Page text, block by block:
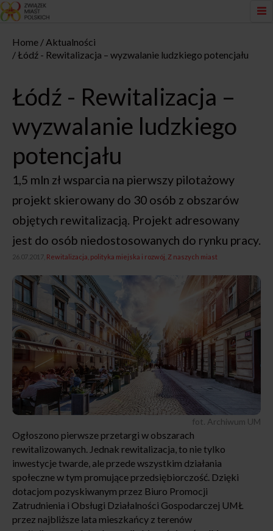
Home
Aktualności
Łódź - Rewitalizacja – wyzwalanie ludzkiego potencjału
Łódź - Rewitalizacja –
wyzwalanie ludzkiego
potencjału
1,5 mln zł wsparcia na pierwszy pilotażowy
projekt skierowany do 30 osób z obszarów
objętych rewitalizacją. Projekt adresowany
jest do osób niedostosowanych do rynku pracy.
26.07.2017, Rewitalizacja, polityka miejska i rozwój Z naszych miast
fot. Archiwum UM
Ogłoszono pierwsze przetargi w obszarach
rewitalizowanych. Jednak rewitalizacja, to nie tylko
inwestycje twarde, ale przede wszystkim działania
społeczne w tym promujące przedsiębiorczość. Dzięki
dotacjom pozyskiwanym przez Biuro Promocji
Zatrudnienia i Obsługi Działalności Gospodarczej UMŁ
przez najbliższe lata mieszkańcy z terenów